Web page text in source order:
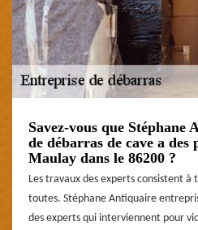
Savez-vous que
de débarras de cave a des
Maulay dans le 86200 ?
Les travaux des experts consistent à
toutes. Stéphane Antiquaire
des experts qui interviennent pour